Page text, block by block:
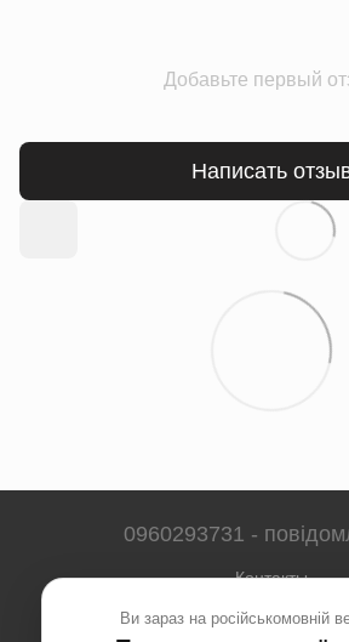
Добавьте первый
Написать
0960293731 -
Контакты
Полная версия
Ви зараз на російськомовній